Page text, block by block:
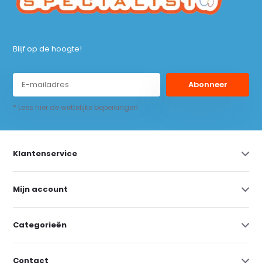
Blijf op de hoogte!
Abonneer
* Lees hier de wettelijke beperkingen
Klantenservice
Mijn account
Categorieën
Contact